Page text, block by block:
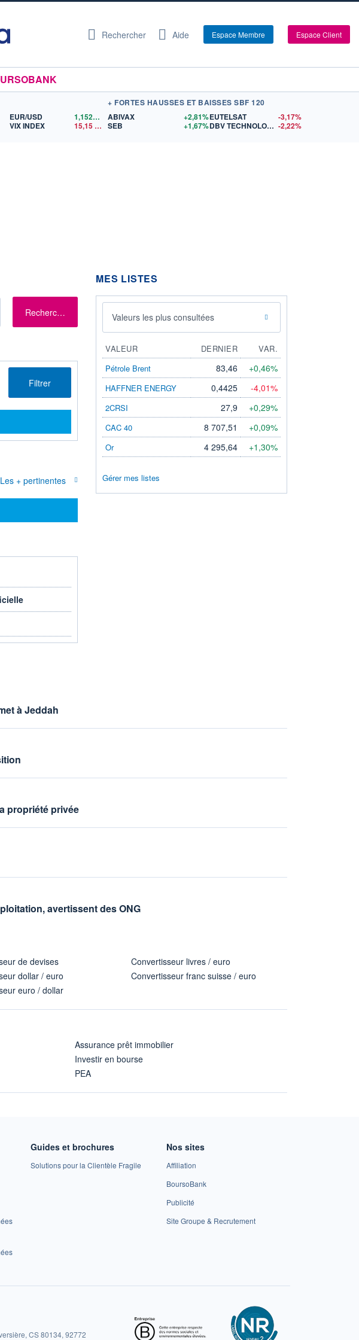
Rechercher Aide Espace Membre Espace Client
$US
EUR/USD 1,1521$US
VIX INDEX
15,15
+ FORTES HAUSSES ET BAISSES SBF 120
ABIVAX
+2,81%
SEB
+1,67%
EUTELSAT
-3,17%
DBV TECHNOLOGIES -2,22%
Rechercher
Filtrer
Les + pertinentes
MES LISTES
Valeurs les plus consultées
VALEUR DERNIER
VAR.
Pétrole Brent
83,46 +0,46%
HAFFNER ENERGY 0,4425 -4,01%
2CRSI 27,9 +0,29%
CAC 40 8 707,51 +0,09%
Or 4 295,64 +1,30%
Gérer mes listes
à Jeddah
propriété privée
avertissent des ONG
de devises
dollar / euro
euro / dollar
Convertisseur livres / euro
Convertisseur franc suisse / euro
Assurance prêt immobilier
Investir en bourse
PEA
Guides et brochures
Solutions pour la Clientèle Fragile
Nos sites
Affiliation
BoursoBank
Publicité
Site Groupe & Recrutement
CS 80134, 92772